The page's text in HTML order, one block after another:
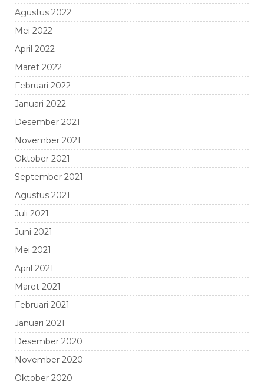
Agustus 2022
Mei 2022
April 2022
Maret 2022
Februari 2022
Januari 2022
Desember 2021
November 2021
Oktober 2021
September 2021
Agustus 2021
Juli 2021
Juni 2021
Mei 2021
April 2021
Maret 2021
Februari 2021
Januari 2021
Desember 2020
November 2020
Oktober 2020